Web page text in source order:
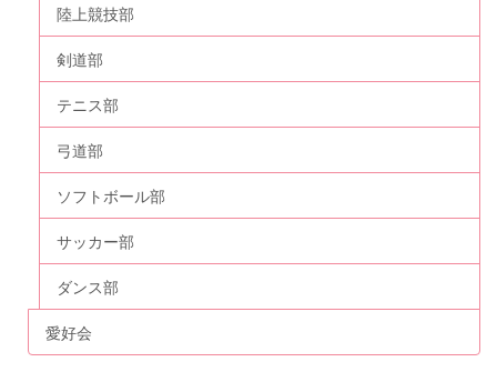
陸上競技部
剣道部
テニス部
弓道部
ソフトボール部
サッカー部
ダンス部
愛好会